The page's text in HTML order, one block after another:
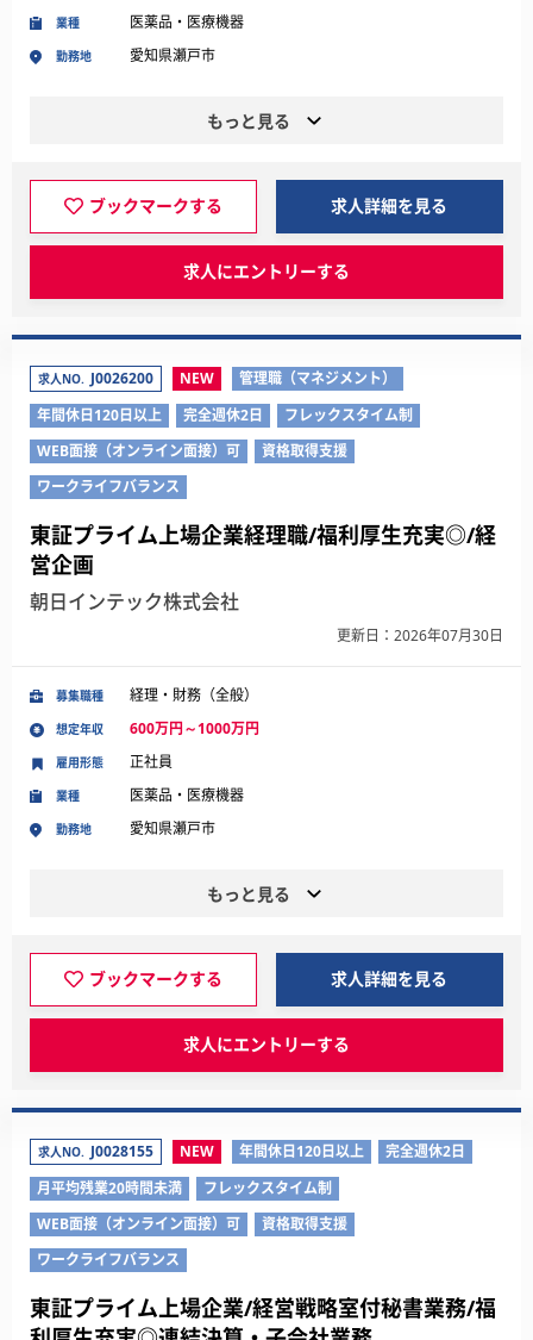
業種 医薬品・医療機器
勤務地 愛知県瀬戸市
もっと見る
ブックマークする 求人詳細を見る
求人にエントリーする
求人NO. J0026200 NEW
管理職（マネジメント）
年間休日120日以上
完全週休2日
フレックスタイム制
WEB面接（オンライン面接）可
資格取得支援
ワークライフバランス
東証プライム上場企業経理職/福利厚生充実◎/経
営企画
朝日インテック株式会社
更新日：2026年07月30日
募集職種 経理・財務（全般）
想定年収 600万円～1000万円
業種 医薬品・医療機器
勤務地 愛知県瀬戸市
雇用形態 正社員
もっと見る
ブックマークする 求人詳細を見る
求人にエントリーする
求人NO. J0028155 NEW 年間休日120日以上
完全週休2日
月平均残業20時間未満
フレックスタイム制
WEB面接（オンライン面接）可
資格取得支援
ワークライフバランス
東証プライム上場企業/経営戦略室付秘書業務/福